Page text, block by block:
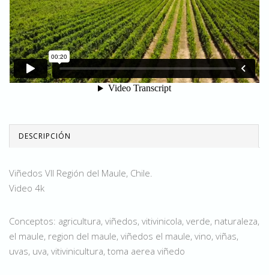
DESCRIPCIÓN
Viñedos VII Región del Maule, Chile.
Video 4k
Conceptos: agricultura, viñedos, vitivinicola, verde, naturaleza,
el maule, region del maule, viñedos el maule, vino, viñas,
uvas, uva, vitivinicultura, toma aerea viñedo